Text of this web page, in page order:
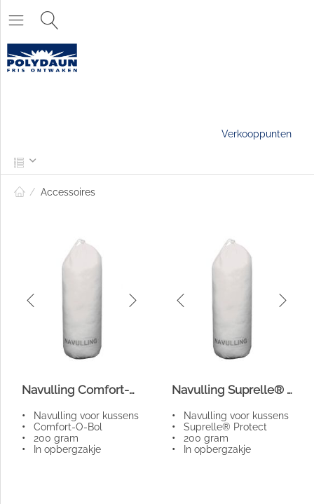
Verkooppunten
/ Accessoires
Navulling Comfort-O-Bol
• Navulling voor kussens
• Comfort-O-Bol
• 200 gram
• In opbergzakje
Navulling Suprelle® Protect
• Navulling voor kussens
• Suprelle® Protect
• 200 gram
• In opbergzakje